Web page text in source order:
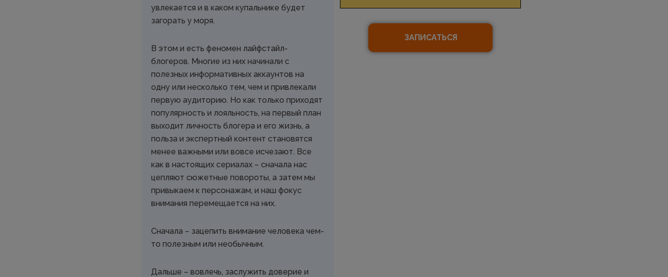
увлекается и в каком купальнике будет
загорать у моря.
В этом и есть феномен лайфстайл-
блогеров. Многие из них начинали с
полезных информативных аккаунтов на
одну или несколько тем, чем и привлекали
первую аудиторию. Но как только приходят
популярность и лояльность, на первый план
выходит личность блогера и его жизнь, а
польза и экспертный контент становятся
менее важными или вовсе исчезают. Все
как в настоящих сериалах – сначала нас
цепляют сюжетные повороты, а затем мы
привыкаем к персонажам, и наш фокус
внимания перемещается на них.
Сначала – зацепить внимание человека чем-
то полезным или необычным.
Дальше – вовлечь, заслужить доверие и
ЗАПИСАТЬСЯ